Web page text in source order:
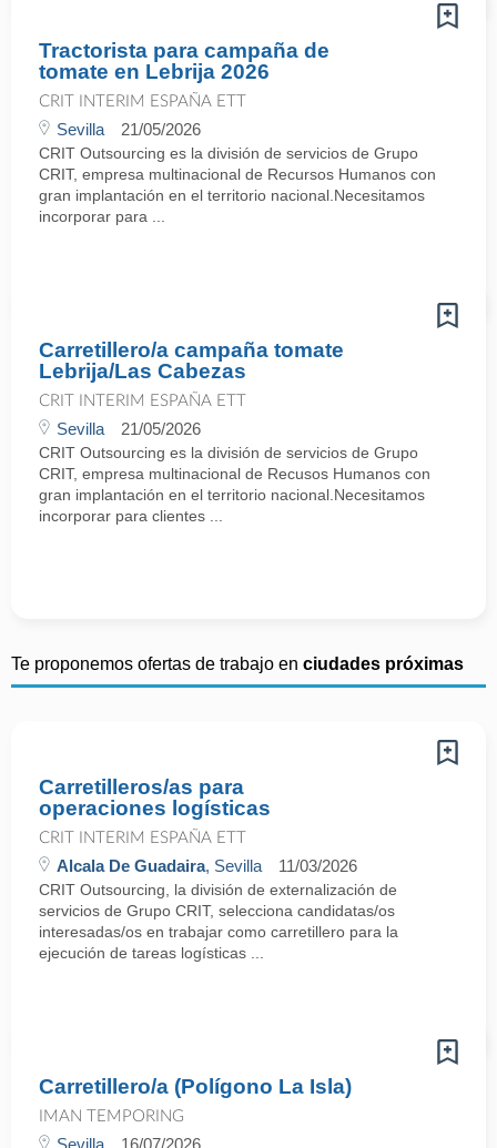
Tractorista para campaña de
tomate en Lebrija 2026
CRIT INTERIM ESPAÑA ETT
Sevilla 21/05/2026
CRIT Outsourcing es la división de servicios de Grupo
CRIT, empresa multinacional de Recursos Humanos con
gran implantación en el territorio nacional.Necesitamos
incorporar para ...
Carretillero/a campaña tomate
Lebrija/Las Cabezas
CRIT INTERIM ESPAÑA ETT
Sevilla 21/05/2026
CRIT Outsourcing es la división de servicios de Grupo
CRIT, empresa multinacional de Recusos Humanos con
gran implantación en el territorio nacional.Necesitamos
incorporar para clientes ...
Te proponemos ofertas de trabajo en ciudades próximas
Carretilleros/as para
operaciones logísticas
CRIT INTERIM ESPAÑA ETT
Alcala De Guadaira, Sevilla 11/03/2026
CRIT Outsourcing, la división de externalización de
servicios de Grupo CRIT, selecciona candidatas/os
interesadas/os en trabajar como carretillero para la
ejecución de tareas logísticas ...
Carretillero/a (Polígono La Isla)
IMAN TEMPORING
Sevilla 16/07/2026